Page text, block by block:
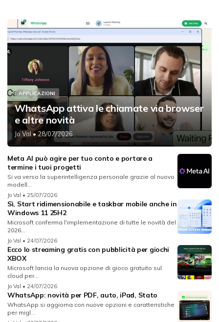
APPLICAZIONI
WhatsApp attiva le chiamate via browser
e altre novità
Jo Val• 28/07/2026
Meta AI può agire per tuo conto e portare a
termine i tuoi progetti
Si va verso la superintelligenza personale grazie al nuovo
modell...
Jo Val • 25/07/2026
Sì, Start ridimensionabile e taskbar mobile anche in
Windows 11 25H2
Microsoft conferma l'implementazione di tutte le novità del
2026...
Jo Val • 24/07/2026
Ecco lo streaming gratis con pubblicità per giochi
XBOX
Microsoft lancia la nuova opzione di gioco gratuito sul
cloud per...
Jo Val • 24/07/2026
WhatsApp: novità per PDF, auto, iPad, Stato
WhatsApp si aggiorna con nuove opzioni e caratteristiche
per migl...